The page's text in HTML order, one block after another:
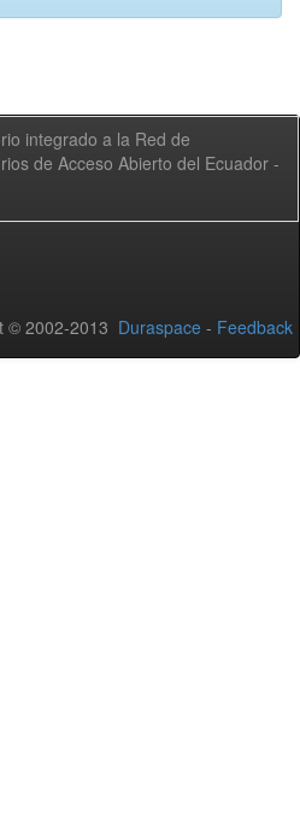
integrado a la Red de
de Acceso Abierto del Ecuador -
© 2002-2013 Duraspace - Feedback